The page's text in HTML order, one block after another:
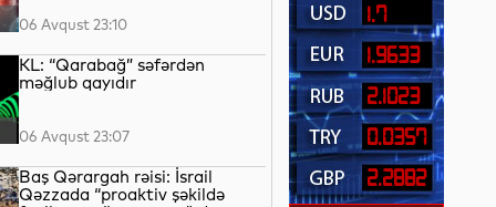
06 Avqust 23:10
KL: “Qarabağ” səfərdən
məğlub qayıdır
06 Avqust 23:07
Baş Qərargah rəisi: İsrail
Qəzzada “proaktiv şəkildə
1.7
1.9633
2.1023
0.0357
2.2882